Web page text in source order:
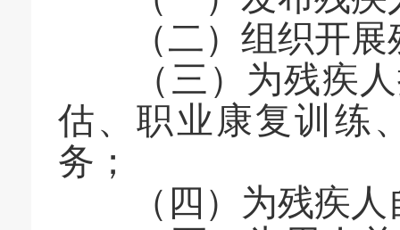
（二）组织开展
（三）为残疾人
估、职业康复训练
务；
（四）为残疾人